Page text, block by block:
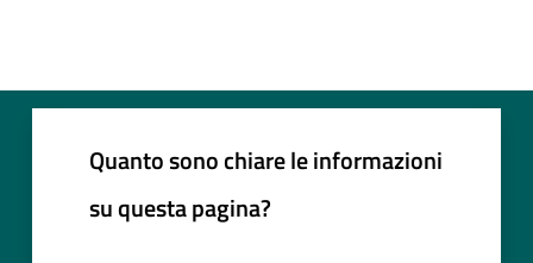
Quanto sono chiare le informazioni
su questa pagina?